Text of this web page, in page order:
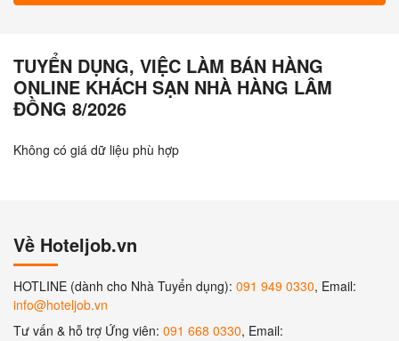
TUYỂN DỤNG, VIỆC LÀM BÁN HÀNG
ONLINE KHÁCH SẠN NHÀ HÀNG LÂM
ĐỒNG 8/2026
Không có giá dữ liệu phù hợp
Về Hoteljob.vn
HOTLINE (dành cho Nhà Tuyển dụng): 091 949 0330, Email:
info@hoteljob.vn
Tư vấn & hỗ trợ Ứng viên: 091 668 0330, Email: